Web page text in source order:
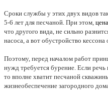
Сроки службы у этих двух видов
5-6 лет для песчаной. При этом,
что другого вида, не сильно
насоса, а вот обустройство
Поэтому, перед началом работ
нужд требуется бурение. Если речь
то вполне хватит песчаной
жизнеобеспечение загородного